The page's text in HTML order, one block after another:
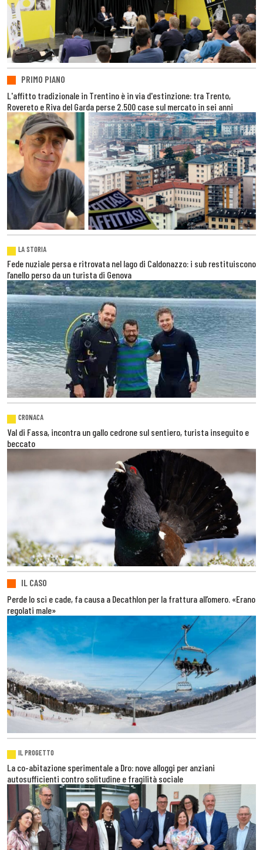
PRIMO PIANO
L'affitto tradizionale in Trentino è in via d'estinzione: tra Trento,
Rovereto e Riva del Garda perse 2.500 case sul mercato in sei anni
LA STORIA
Fede nuziale persa e ritrovata nel lago di Caldonazzo: i sub restituiscono
l’anello perso da un turista di Genova
CRONACA
Val di Fassa, incontra un gallo cedrone sul sentiero, turista inseguito e
beccato
IL CASO
Perde lo sci e cade, fa causa a Decathlon per la frattura all’omero. «Erano
regolati male»
IL PROGETTO
La co-abitazione sperimentale a Dro: nove alloggi per anziani
autosufficienti contro solitudine e fragilità sociale